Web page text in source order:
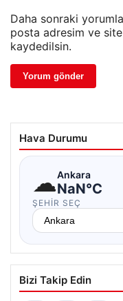
Daha sonraki
posta adresim ve
kaydedilsin.
Hava Durumu
☁Ankara
NaN°C
ŞEHIR SEÇ
Bizi Takip Edin